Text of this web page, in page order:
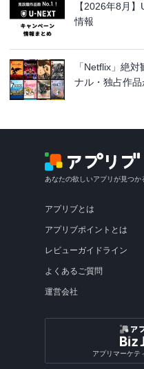
【2026年8月
情報
「Netflix」絶
ナル・独占作品
あなたの欲しいアプリが見つか
アプリブとは
アプリブポイントとは
レビューガイドライン
よくあるご質問
運営会社
アプリマーケテ